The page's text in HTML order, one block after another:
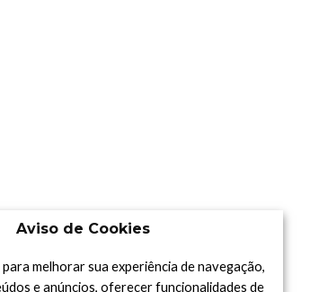
Aviso de Cookies
melhorar sua experiência de navegação,
e anúncios, oferecer funcionalidades de